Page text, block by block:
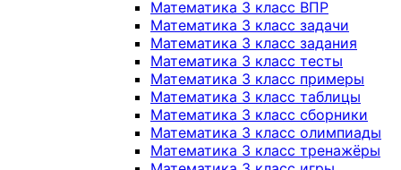
Математика 3 класс ВПР
Математика 3 класс задачи
Математика 3 класс задания
Математика 3 класс тесты
Математика 3 класс примеры
Математика 3 класс таблицы
Математика 3 класс сборники
Математика 3 класс олимпиады
Математика 3 класс тренажёры